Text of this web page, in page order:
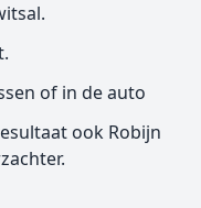
of in de auto
ook Robijn